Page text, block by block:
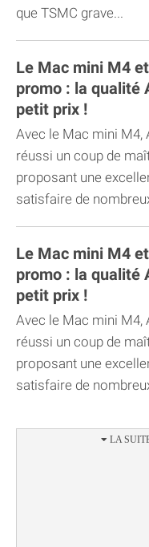
que TSMC grave...
Le Mac mini M4
promo : la qualité
petit prix !
Avec le Mac mini M4,
réussi un coup de
proposant une
satisfaire de
Le Mac mini M4
promo : la qualité
petit prix !
Avec le Mac mini M4,
réussi un coup de
proposant une
satisfaire de